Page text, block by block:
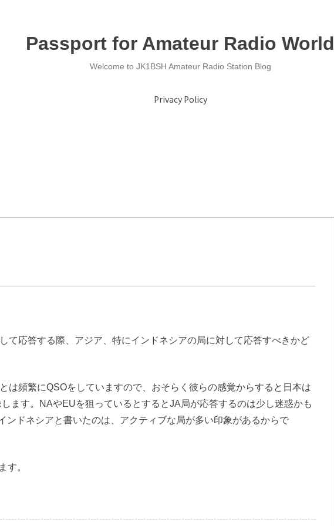
Passport for Amateur Radio World
Welcome to JK1BSH Amateur Radio Station Blog
Privacy Policy
て応答する際、アジア、特にインドネシアの局に対して応答すべきかど
は頻繁にQSOをしていますので、おそらく彼らの感覚からすると日本は
ます。NAやEUを狙っているとするとJA局が応答するのは少し迷惑かも
ンドネシアと書いたのは、アクティブな局が多い印象があるからで
す。